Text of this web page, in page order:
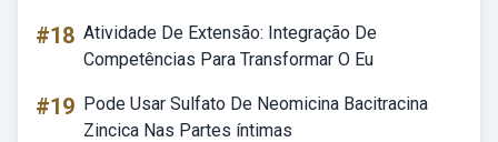
#18 Atividade De Extensão: Integração De
Competências Para Transformar O Eu
#19 Pode Usar Sulfato De Neomicina Bacitracina
Zincica Nas Partes íntimas